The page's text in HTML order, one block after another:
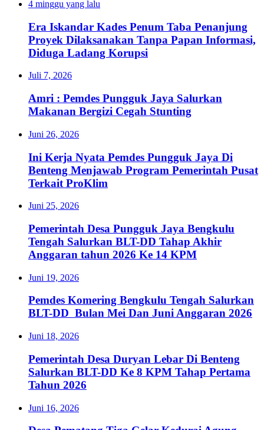
4 minggu yang lalu
Era Iskandar Kades Penum Taba Penanjung
Proyek Dilaksanakan Tanpa Papan Informasi,
Diduga Ladang Korupsi
Juli 7, 2026
Amri : Pemdes Pungguk Jaya Salurkan
Makanan Bergizi Cegah Stunting
Juni 26, 2026
Ini Kerja Nyata Pemdes Pungguk Jaya Di
Benteng Menjawab Program Pemerintah Pusat
Terkait ProKlim
Juni 25, 2026
Pemerintah Desa Pungguk Jaya Bengkulu
Tengah Salurkan BLT-DD Tahap Akhir
Anggaran tahun 2026 Ke 14 KPM
Juni 19, 2026
Pemdes Komering Bengkulu Tengah Salurkan
BLT-DD Bulan Mei Dan Juni Anggaran 2026
Juni 18, 2026
Pemerintah Desa Duryan Lebar Di Benteng
Salurkan BLT-DD Ke 8 KPM Tahap Pertama
Tahun 2026
Juni 16, 2026